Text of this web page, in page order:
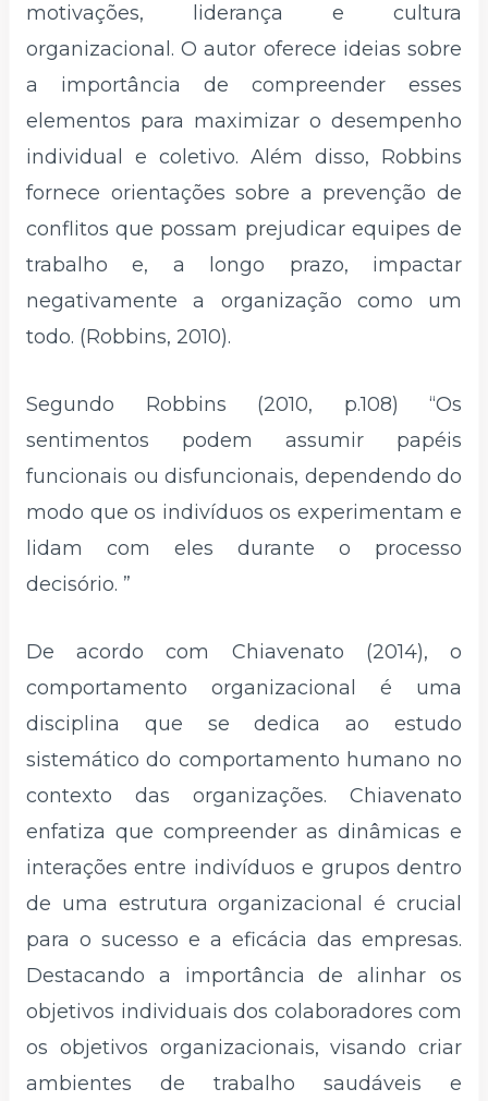
motivações, liderança e cultura
organizacional. O autor oferece ideias sobre
a importância de compreender esses
elementos para maximizar o desempenho
individual e coletivo. Além disso, Robbins
fornece orientações sobre a prevenção de
conflitos que possam prejudicar equipes de
trabalho e, a longo prazo, impactar
negativamente a organização como um
todo. (Robbins, 2010).
Segundo Robbins (2010, p.108) “Os
sentimentos podem assumir papéis
funcionais ou disfuncionais, dependendo do
modo que os indivíduos os experimentam e
lidam com eles durante o processo
decisório. ”
De acordo com Chiavenato (2014), o
comportamento organizacional é uma
disciplina que se dedica ao estudo
sistemático do comportamento humano no
contexto das organizações. Chiavenato
enfatiza que compreender as dinâmicas e
interações entre indivíduos e grupos dentro
de uma estrutura organizacional é crucial
para o sucesso e a eficácia das empresas.
Destacando a importância de alinhar os
objetivos individuais dos colaboradores com
os objetivos organizacionais, visando criar
ambientes de trabalho saudáveis e